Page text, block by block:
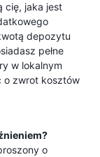
cię, jaka jest
depozytu
pełne
w lokalnym
o zwrot kosztów
o